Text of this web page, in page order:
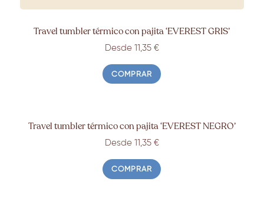
Travel tumbler térmico con pajita ‘EVEREST GRIS’
Desde 11,35€
COMPRAR
Travel tumbler térmico con pajita ‘EVEREST NEGRO’
Desde 11,35€
COMPRAR